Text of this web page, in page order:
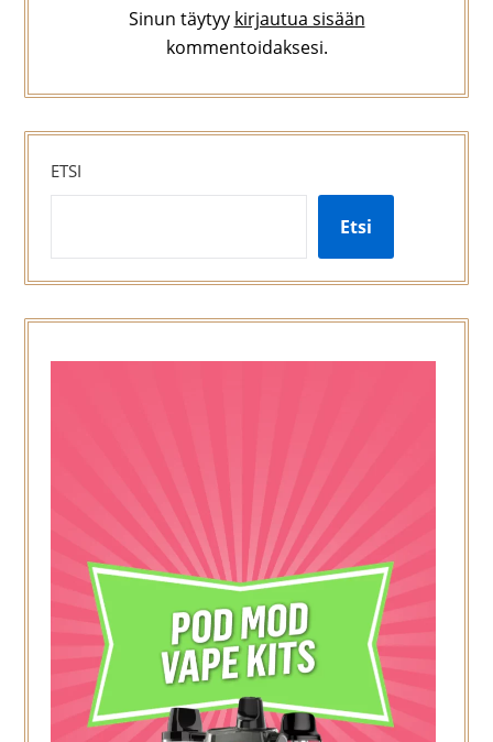
Sinun täytyy kirjautua sisään
kommentoidaksesi.
ETSI
Etsi